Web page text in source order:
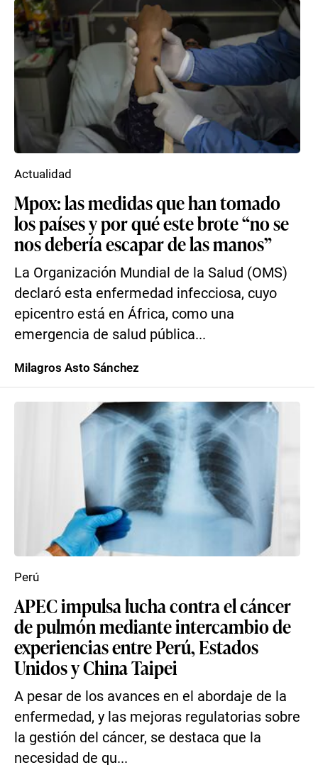
Mpox: las medidas que han tomado
los países y por qué este brote “no se
nos debería escapar de las manos”
La Organización Mundial de la Salud (OMS)
declaró esta enfermedad infecciosa, cuyo
epicentro está en África, como una
emergencia de salud pública...
Actualidad
Milagros Asto Sánchez
APEC impulsa lucha contra el cáncer
de pulmón mediante intercambio de
experiencias entre Perú, Estados
Unidos y China Taipei
A pesar de los avances en el abordaje de la
enfermedad, y las mejoras regulatorias sobre
la gestión del cáncer, se destaca que la
necesidad de qu...
Perú